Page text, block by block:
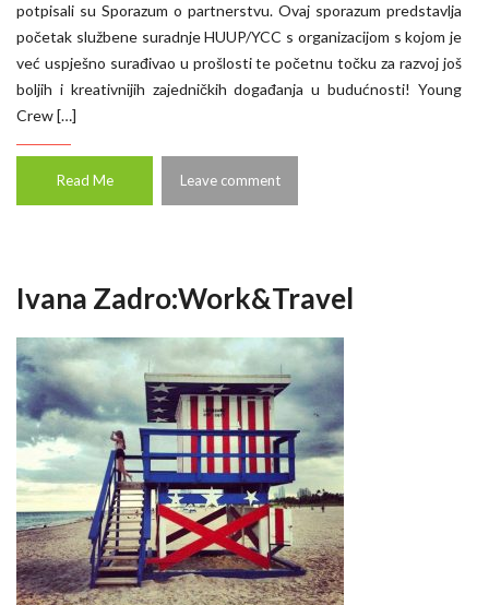
potpisali su Sporazum o partnerstvu. Ovaj sporazum predstavlja
početak službene suradnje HUUP/YCC s organizacijom s kojom je
već uspješno surađivao u prošlosti te početnu točku za razvoj još
boljih i kreativnijih zajedničkih događanja u budućnosti! Young
Crew […]
Read Me Leave comment
Ivana Zadro:Work&Travel